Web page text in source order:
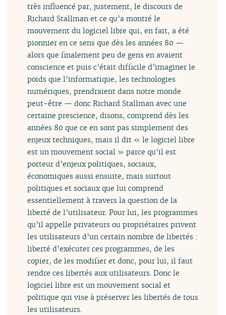
très influencé par, justement, le discours de
Richard Stallman et ce qu’a montré le
mouvement du logiciel libre qui, en fait, a été
pionnier en ce sens que dès les années 80 —
alors que finalement peu de gens en avaient
conscience et puis c’était difficile d’imaginer le
poids que l’informatique, les technologies
numériques, prendraient dans notre monde
peut-être — donc Richard Stallman avec une
certaine prescience, disons, comprend dès les
années 80 que ce en sont pas simplement des
enjeux techniques, mais il dit « le logiciel libre
est un mouvement social » parce qu’il est
porteur d’enjeux politiques, sociaux,
économiques aussi ensuite, mais surtout
politiques et sociaux que lui comprend
essentiellement à travers la question de la
liberté de l’utilisateur. Pour lui, les programmes
qu’il appelle privateurs ou propriétaires privent
les utilisateurs d’un certain nombre de libertés :
liberté d’exécuter ces programmes, de les
copier, de les modifier et donc, pour lui, il faut
rendre ces libertés aux utilisateurs. Donc le
logiciel libre est un mouvement social et
politique qui vise à préserver les libertés de tous
les utilisateurs.